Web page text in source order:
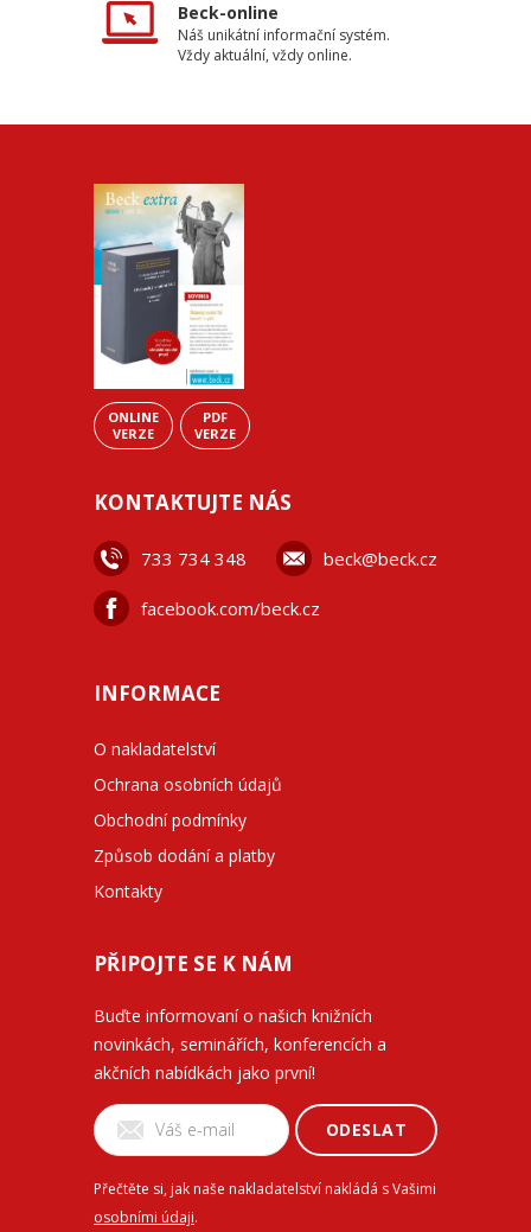
Beck-online
Náš unikátní informační systém.
Vždy aktuální, vždy online.
ONLINE
VERZE
PDF
VERZE
KONTAKTUJTE NÁS
733 734 348 beck@beck.cz
facebook.com/beck.cz
INFORMACE
O nakladatelství
Ochrana osobních údajů
Obchodní podmínky
Způsob dodání a platby
Kontakty
PŘIPOJTE SE K NÁM
Buďte informovaní o našich knižních
novinkách, seminářích, konferencích a
akčních nabídkách jako první!
ODESLAT
Přečtěte si, jak naše nakladatelství nakládá s Vašimi
osobními údaji.